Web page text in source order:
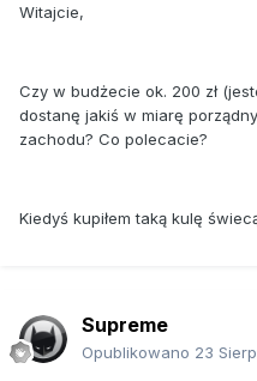
Witajcie,
Czy w budżecie ok. 200 zł
dostanę jakiś w miarę
zachodu? Co polecacie?
Kiedyś kupiłem taką kulę
Supreme
Opublikowano 23